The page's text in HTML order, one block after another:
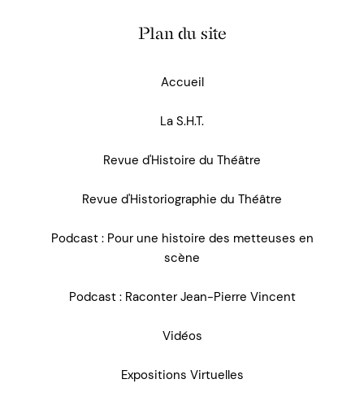
Plan du site
Accueil
La S.H.T.
Revue d'Histoire du Théâtre
Revue d'Historiographie du Théâtre
Podcast : Pour une histoire des metteuses en
scène
Podcast : Raconter Jean-Pierre Vincent
Vidéos
Expositions Virtuelles